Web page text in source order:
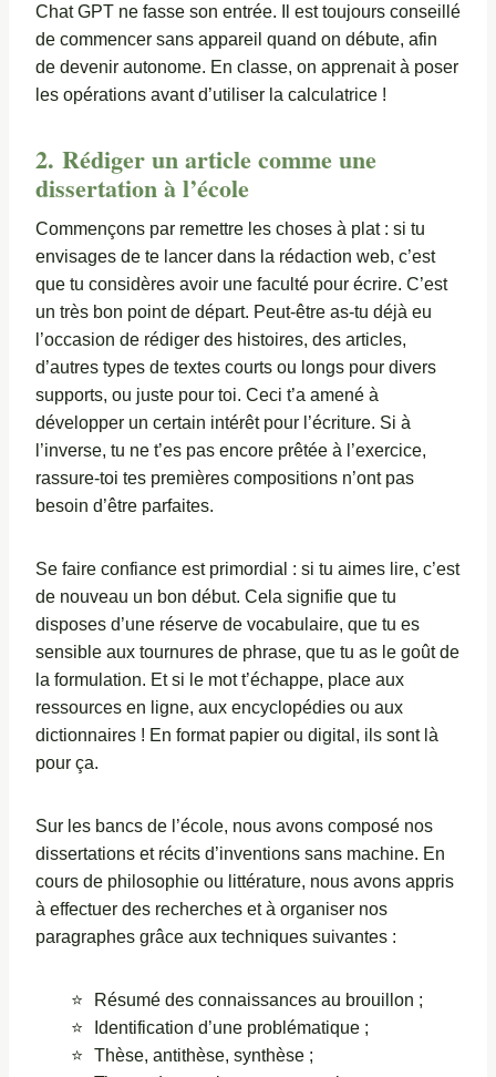
Chat GPT ne fasse son entrée. Il est toujours conseillé
de commencer sans appareil quand on débute, afin
de devenir autonome. En classe, on apprenait à poser
les opérations avant d’utiliser la calculatrice !
2. Rédiger un article comme une
dissertation à l’école
Commençons par remettre les choses à plat : si tu
envisages de te lancer dans la rédaction web, c’est
que tu considères avoir une faculté pour écrire. C’est
un très bon point de départ. Peut-être as-tu déjà eu
l’occasion de rédiger des histoires, des articles,
d’autres types de textes courts ou longs pour divers
supports, ou juste pour toi. Ceci t’a amené à
développer un certain intérêt pour l’écriture. Si à
l’inverse, tu ne t’es pas encore prêtée à l’exercice,
rassure-toi tes premières compositions n’ont pas
besoin d’être parfaites.
Se faire confiance est primordial : si tu aimes lire, c’est
de nouveau un bon début. Cela signifie que tu
disposes d’une réserve de vocabulaire, que tu es
sensible aux tournures de phrase, que tu as le goût de
la formulation. Et si le mot t’échappe, place aux
ressources en ligne, aux encyclopédies ou aux
dictionnaires ! En format papier ou digital, ils sont là
pour ça.
Sur les bancs de l’école, nous avons composé nos
dissertations et récits d’inventions sans machine. En
cours de philosophie ou littérature, nous avons appris
à effectuer des recherches et à organiser nos
paragraphes grâce aux techniques suivantes :
Résumé des connaissances au brouillon ;
Identification d’une problématique ;
Thèse, antithèse, synthèse ;